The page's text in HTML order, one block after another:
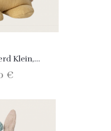
Klein,...
€